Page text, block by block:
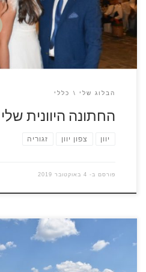
החתונה, האורחים לבשו את מיטב
הכנסייה בכפר השכן […]
הבלוג שלי כללי
החתונה היוונית שלי
יוון צפון יוון זגוריה
פורסם ב- 4 באוקטובר 2019
כל מי שיחפש ברשת "טיול ג'יפים